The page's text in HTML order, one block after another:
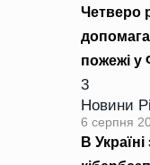
Четверо
пожежі у
3
Новини
6 серпня
В